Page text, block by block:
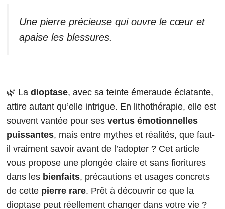
Une pierre précieuse qui ouvre le cœur et
apaise les blessures.
🌿 La dioptase, avec sa teinte émeraude éclatante,
attire autant qu’elle intrigue. En lithothérapie, elle est
souvent vantée pour ses vertus émotionnelles
puissantes, mais entre mythes et réalités, que faut-
il vraiment savoir avant de l’adopter ? Cet article
vous propose une plongée claire et sans fioritures
dans les bienfaits, précautions et usages concrets
de cette pierre rare. Prêt à découvrir ce que la
dioptase peut réellement changer dans votre vie ?